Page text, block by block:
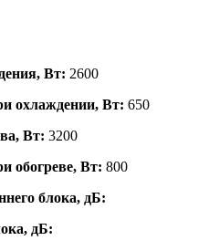
Вт: 2600
охлаждении, Вт: 650
Вт: 3200
обогреве, Вт: 800
блока, дБ:
дБ: